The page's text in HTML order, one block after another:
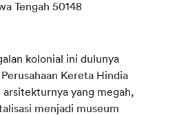
Tengah 50148
kolonial ini dulunya
Kereta Hindia
arsitekturnya yang megah,
menjadi museum